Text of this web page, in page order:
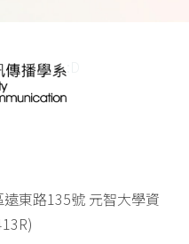
東路135號 元智大學資